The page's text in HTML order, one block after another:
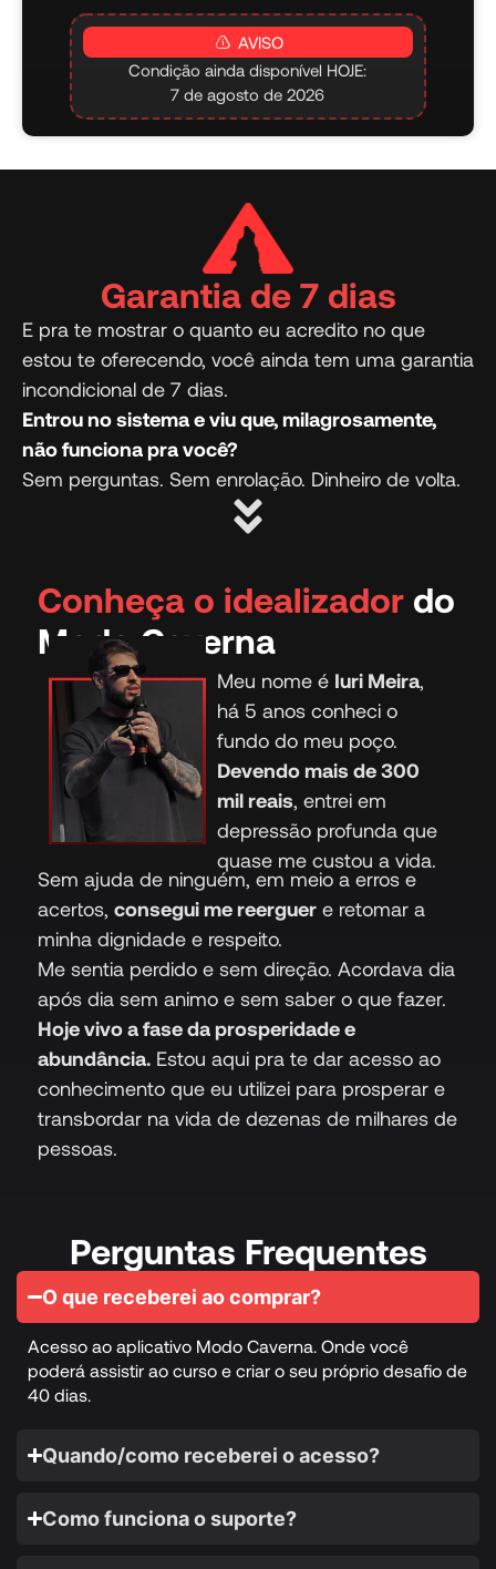
AVISO
Condição ainda disponível HOJE:
7 de agosto de 2026
Garantia de 7 dias
E pra te mostrar o quanto eu acredito no que
estou te oferecendo, você ainda tem uma garantia
incondicional de 7 dias.
Entrou no sistema e viu que, milagrosamente,
não funciona pra você?
Sem perguntas. Sem enrolação. Dinheiro de volta.
Conheça o idealizador do
Modo Caverna
Meu nome é Iuri Meira,
há 5 anos conheci o
fundo do meu poço.
Devendo mais de 300
mil reais, entrei em
depressão profunda que
quase me custou a vida.
Sem ajuda de ninguém, em meio a erros e
acertos, consegui me reerguer e retomar a
minha dignidade e respeito.
Me sentia perdido e sem direção. Acordava dia
após dia sem animo e sem saber o que fazer.
Hoje vivo a fase da prosperidade e
abundância. Estou aqui pra te dar acesso ao
conhecimento que eu utilizei para prosperar e
transbordar na vida de dezenas de milhares de
pessoas.
Perguntas Frequentes
O que receberei ao comprar?
Acesso ao aplicativo Modo Caverna. Onde você
poderá assistir ao curso e criar o seu próprio desafio de
40 dias.
Quando/como receberei o acesso?
Como funciona o suporte?